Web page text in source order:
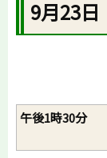
9月23日
午後1時30分